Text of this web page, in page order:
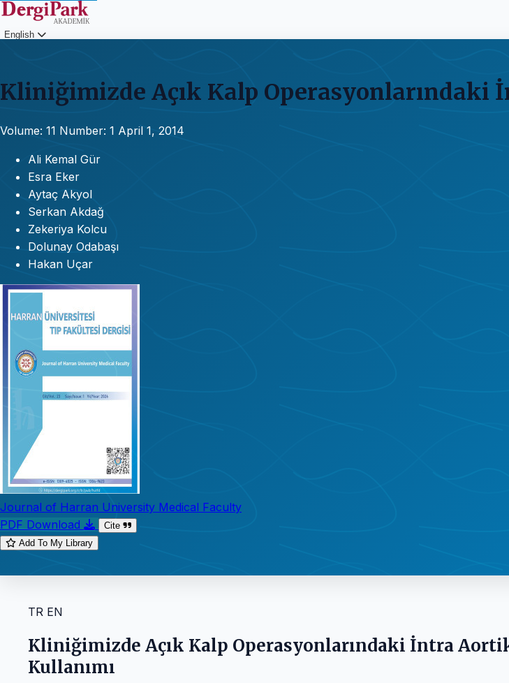
English
Kliniğimizde Açık Kalp Operasyonlarındaki
Volume: 11 Number: 1 April 1, 2014
Ali Kemal Gür
Esra Eker
Aytaç Akyol
Serkan Akdağ
Zekeriya Kolcu
Dolunay Odabaşı
Hakan Uçar
Journal of Harran University Medical Faculty
PDF Download
Cite
Add To My Library
TR EN
Kliniğimizde Açık Kalp Operasyonlarındaki İntra
Kullanımı